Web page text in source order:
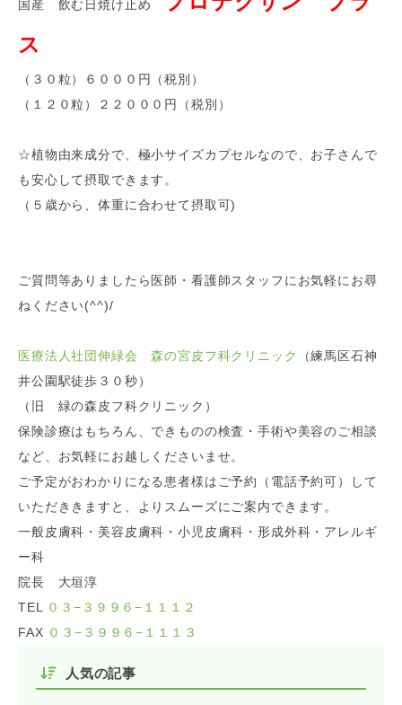
国産 飲む日焼け止め
ス
（３０粒）６０００円（税別）
（１２０粒）２２０００円（税別）
☆植物由来成分で、極小サイズカプセルなので、お子さんで
も安心して摂取できます。
（５歳から、体重に合わせて摂取可)
ご質問等ありましたら医師・看護師スタッフにお気軽にお尋
ねください(^^)/
医療法人社団伸緑会 森の宮皮フ科クリニック
（練馬区石神
井公園駅徒歩３０秒）
（旧 緑の森皮フ科クリニック）
保険診療はもちろん、できものの検査・手術や美容のご相談
など、お気軽にお越しくださいませ。
ご予定がおわかりになる患者様はご予約（電話予約可）して
いただききますと、よりスムーズにご案内できます。
一般皮膚科・美容皮膚科・小児皮膚科・形成外科・アレルギ
ー科
院長 大垣淳
TEL
０３−３９９６−１１１２
FAX ０３−３９９６−１１１３
人気の記事